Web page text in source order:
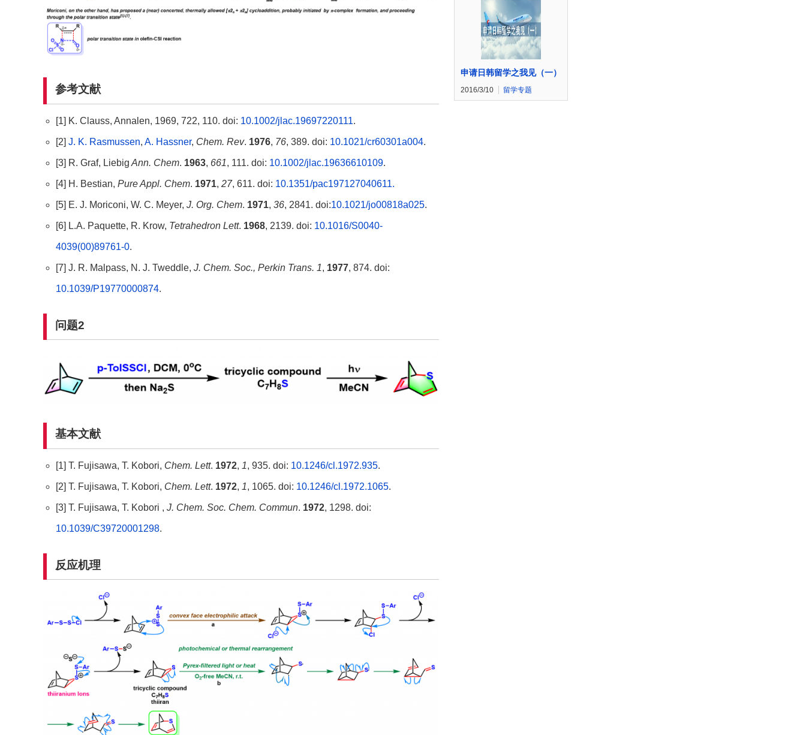
参考文献
[1] K. Clauss, Annalen, 1969, 722, 110. doi: 10.1002/jlac.19697220111.
[2] J. K. Rasmussen, A. Hassner, Chem. Rev. 1976, 76, 389. doi: 10.1021/cr60301a004.
[3] R. Graf, Liebig Ann. Chem. 1963, 661, 111. doi: 10.1002/jlac.19636610109.
[4] H. Bestian, Pure Appl. Chem. 1971, 27, 611. doi: 10.1351/pac197127040611.
[5] E. J. Moriconi, W. C. Meyer, J. Org. Chem. 1971, 36, 2841. doi:10.1021/jo00818a025.
[6] L.A. Paquette, R. Krow, Tetrahedron Lett. 1968, 2139. doi: 10.1016/S0040-
4039(00)89761-0.
[7] J. R. Malpass, N. J. Tweddle, J. Chem. Soc., Perkin Trans. 1, 1977, 874. doi:
10.1039/P19770000874.
问题2
基本文献
[1] T. Fujisawa, T. Kobori, Chem. Lett. 1972, 1, 935. doi: 10.1246/cl.1972.935.
[2] T. Fujisawa, T. Kobori, Chem. Lett. 1972, 1, 1065. doi: 10.1246/cl.1972.1065.
[3] T. Fujisawa, T. Kobori , J. Chem. Soc. Chem. Commun. 1972, 1298. doi:
10.1039/C39720001298.
反应机理
申请日韩留学之我见（一）
2016/3/10 留学专题